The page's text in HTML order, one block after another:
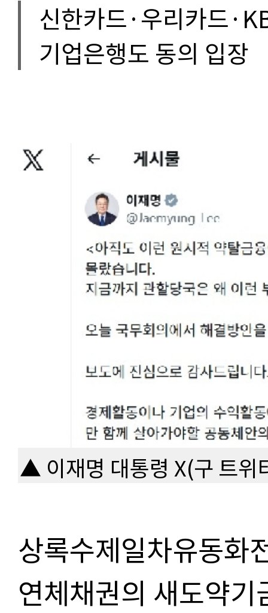
신한카드·우리카드
기업은행도 동의 입장
▲ 이재명 대통령 X(구 트위
상록수제일차유동화
연체채권의 새도약